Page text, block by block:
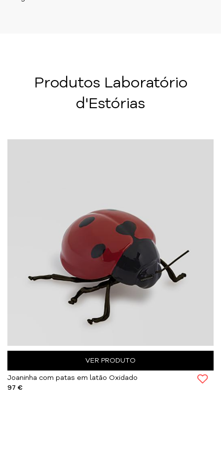
Produtos Laboratório
d'Estórias
VER PRODUTO
Joaninha com patas em latão Oxidado
97 €